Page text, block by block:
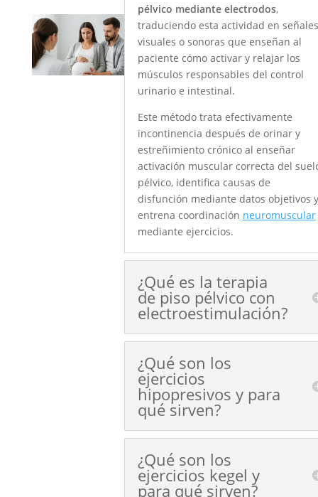
pélvico mediante electrodos,
traduciendo esta actividad en señales
visuales o sonoras que enseñan al
paciente cómo activar y relajar los
músculos responsables del control
urinario e intestinal.
Este método trata efectivamente
incontinencia después de orinar y
estreñimiento crónico al enseñar
activación muscular correcta del
pélvico, identifica causas de
disfunción mediante datos objetivos y
entrena coordinación neuromuscular
mediante ejercicios.
¿Qué es la terapia
de piso pélvico con
electroestimulación?
¿Qué son los
ejercicios
hipopresivos y para
qué sirven?
¿Qué son los
ejercicios kegel y
para qué sirven?